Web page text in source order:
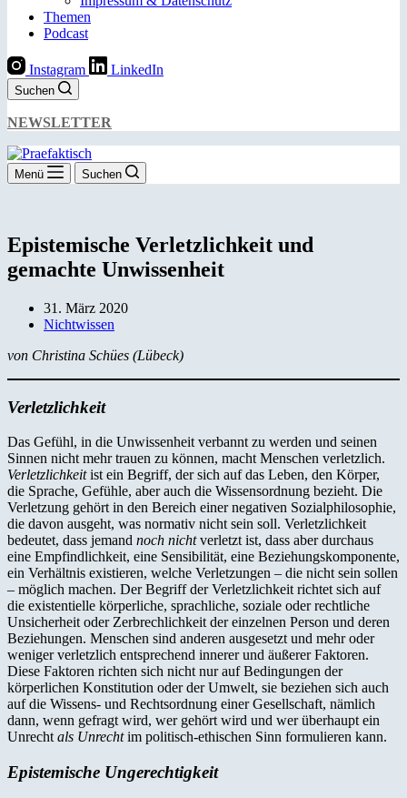
Themen
Podcast
Instagram LinkedIn
Suchen
NEWSLETTER
Menü Suchen
Epistemische Verletzlichkeit und
gemachte Unwissenheit
31. März 2020
Nichtwissen
von Christina Schües (Lübeck)
Verletzlichkeit
Das Gefühl, in die Unwissenheit verbannt zu werden und seinen
Sinnen nicht mehr trauen zu können, macht Menschen verletzlich.
Verletzlichkeitist ein Begriff, der sich auf das Leben, den Körper,
die Sprache, Gefühle, aber auch die Wissensordnung bezieht. Die
Verletzung gehört in den Bereich einer negativen Sozialphilosophie,
die davon ausgeht, was normativ nicht sein soll. Verletzlichkeit
bedeutet, dass jemand noch nichtverletzt ist, dass aber durchaus
eine Empfindlichkeit, eine Sensibilität, eine Beziehungskomponente,
ein Verhältnis existieren, welche Verletzungen – die nicht sein sollen
– möglich machen. Der Begriff der Verletzlichkeit richtet sich auf
die existentielle körperliche, sprachliche, soziale oder rechtliche
Unsicherheit oder Zerbrechlichkeit der einzelnen Person und deren
Beziehungen. Menschen sind anderen ausgesetzt und mehr oder
weniger verletzlich entsprechend innerer und äußerer Faktoren.
Diese Faktoren richten sich nicht nur auf Bedingungen der
körperlichen Konstitution oder der Umwelt, sie beziehen sich auch
auf die Wissens- und Rechtsordnung einer Gesellschaft, nämlich
dann, wenn gefragt wird, wer gehört wird und wer überhaupt ein
Unrecht als Unrechtim politisch-ethischen Sinn formulieren kann.
Epistemische Ungerechtigkeit